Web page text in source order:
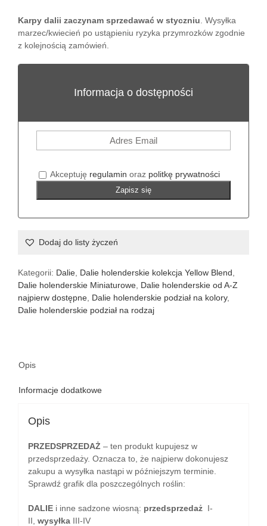
Karpy dalii zaczynam sprzedawać w styczniu . Wysyłka
marzec/kwiecień po ustąpieniu ryzyka przymrozków zgodnie
z kolejnością zamówień.
Informacja o dostępności
Akceptuję regulamin oraz politkę prywatności
Zapisz się
Dodaj do listy życzeń
Kategorii: Dalie Dalie holenderskie kolekcja Yellow Blend
Dalie holenderskie Miniaturowe Dalie holenderskie od A-Z
najpierw dostępne Dalie holenderskie podział na kolory,
Dalie holenderskie podział na rodzaj
Opis
Informacje dodatkowe
Opis
PRZEDSPRZEDAŻ – ten produkt kupujesz w
przedsprzedaży. Oznacza to, że najpierw dokonujesz
zakupu a wysyłka nastąpi w późniejszym terminie.
Sprawdź grafik dla poszczególnych roślin:
DALIEi inne sadzone wiosną: przedsprzedażI-
II, wysyłkaIII-IV